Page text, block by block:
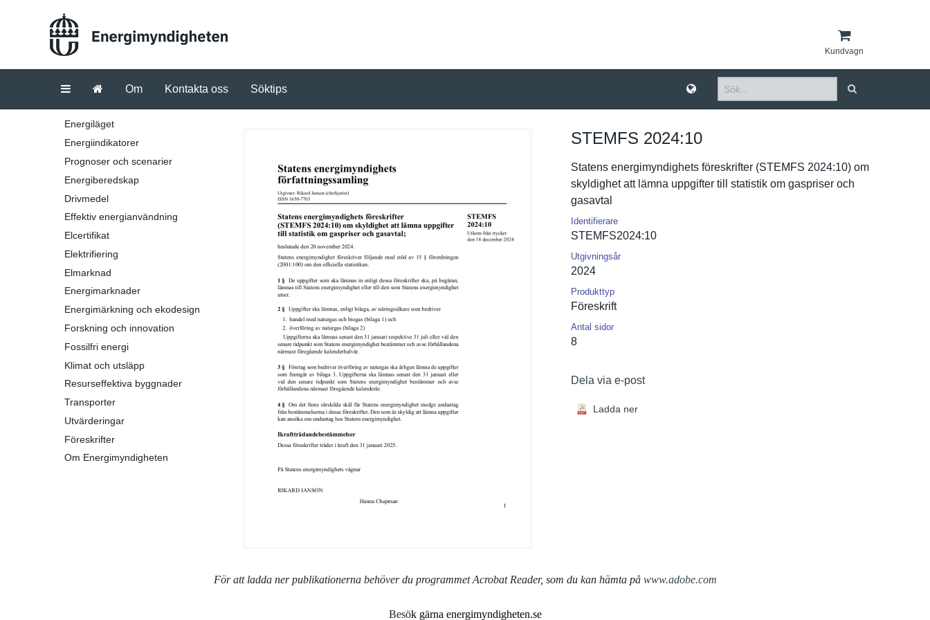
Kundvagn
Om Kontakta oss Söktips
Energiläget
Energiindikatorer
Prognoser och scenarier
Energiberedskap
Drivmedel
Effektiv energianvändning
Elcertifikat
Elektrifiering
Elmarknad
Energimarknader
Energimärkning och ekodesign
Forskning och innovation
Fossilfri energi
Klimat och utsläpp
Resurseffektiva byggnader
Transporter
Utvärderingar
Föreskrifter
Om Energimyndigheten
STEMFS 2024:​10
Statens energimynd­ighets föreskrift­er (STEMFS 2024:10) om
skyldighet att lämna uppgifter till statistik om gaspriser och
gasavtal
Identifierare
STEMFS2024­:10
Utgivningsår
2024
Produkttyp
Föreskrift
Antal sidor
8
Dela via e-post
Ladda ner
För att ladda ner publikationerna behöver du programmet Acrobat Reader, som du kan hämta på www.adobe.com
Besök gärna energimyndigheten.se